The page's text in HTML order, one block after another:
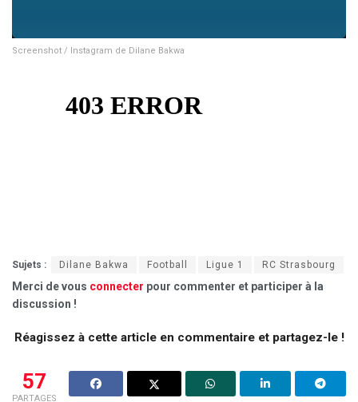
Screenshot / Instagram de Dilane Bakwa
Sujets : Dilane Bakwa Football Ligue 1 RC Strasbourg
Merci de vous connecter pour commenter et participer à la
discussion !
Réagissez à cette article en commentaire et partagez-le !
57
PARTAGES